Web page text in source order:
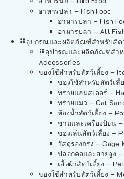
อาหารปลา – Fish Food
อาหารปลา – Fish
อาหารปลา – All
อุปกรณและผลิตภัณฑ์สำหรับสัต
อุปกรณและผลิตภัณฑ์สำห
Accessories
ของใช้สำหรับสัตว์เลี้ยง –
ของใช้สำหรับสัตว์เลี้
ทรายแฮมสเตอร์ –
ทรายแมว – Cat
ห้องน้ำสัตว์เลี้ยง –
ชามและเครื่องป้อน
ของเล่นสัตว์เลี้ยง –
วัสดุรองกรง – Cage
ปลอกคอและสายจูง
เสื้อผ้าสัตว์เลี้ยง –
ของใช้สำหรับสัตว์เลี้ยง –